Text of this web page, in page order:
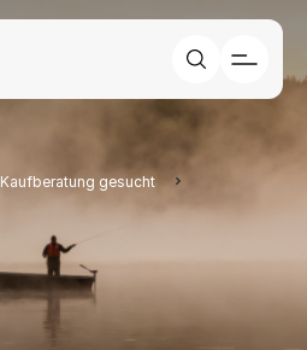
Kaufberatung gesucht